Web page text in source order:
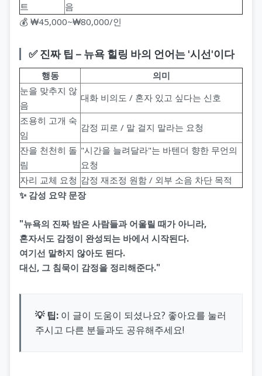
트
음
💰 ₩45,000~₩80,000/인
✅ 진짜 팁 – 뉴욕 힐링 바의 언어는 '시선'이다
행동
의미
눈을 맞추지 않
음
대화 비의도 / 혼자 있고 싶다는 신호
조용히 고개 숙
임
감정 피로 / 말 걸지 말라는 요청
잔을 천천히 돌
림
"시간을 늘려달라"는 바텐더 향한 무언의
요청
자리 교체 요청 감정 재조정 원함 / 외부 소음 차단 목적
✨ 감성 요약 문장
"뉴욕의 진짜 밤은 사람들과 어울릴 때가 아니라,
혼자서도 감정이 완성되는 바에서 시작된다.
여기선 말하지 않아도 된다.
대신, 그 침묵이 감정을 정리해준다."
💡 팁: 이 글이 도움이 되셨나요? 좋아요를 눌러
주시고 다른 분들과도 공유해주세요!